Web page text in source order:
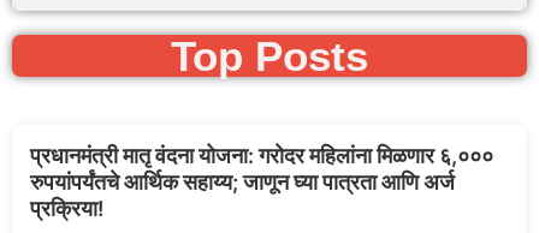
Top Posts
प्रधानमंत्री मातृ वंदना योजना: गरोदर महिलांना मिळणार ६,०००
रुपयांपर्यंतचे आर्थिक सहाय्य; जाणून घ्या पात्रता आणि अर्ज
प्रक्रिया!